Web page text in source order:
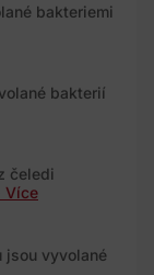
bakteriemi
bakterií
čeledi
Více
jsou vyvolané